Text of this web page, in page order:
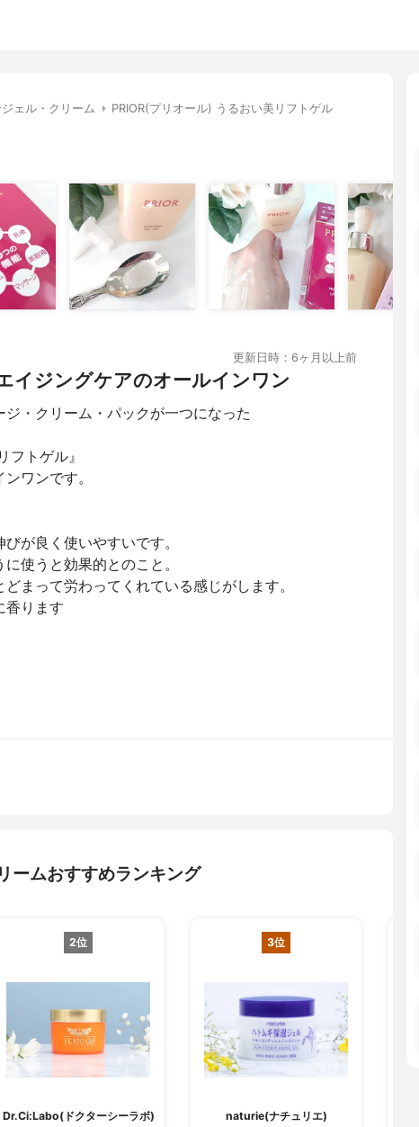
ェル・クリーム PRIOR(プリオール) うるおい美リフトゲル
更新日時：6ヶ月以上前
イジングケアのオールインワン
・クリーム・パックが一つになった
フトゲル』
ワンです。
が良く使いやすいです。
使うと効果的とのこと。
まって労わってくれている感じがします。
香ります
ームおすすめランキング
2位
Dr.Ci:Labo(ドクターシーラボ)
3位
naturie(ナチュリエ)